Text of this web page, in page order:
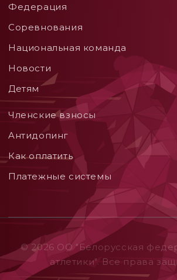
Федерация
Соревнования
Национальная команда
Новости
Детям
Членские взносы
Aнтидопинг
Как оплатить
Платежные системы
© 2026 ОO "Белорусская
атлетики". Все права